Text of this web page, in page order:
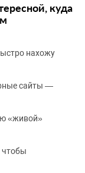
куда
нахожу
сайты —
«живой»
чтобы